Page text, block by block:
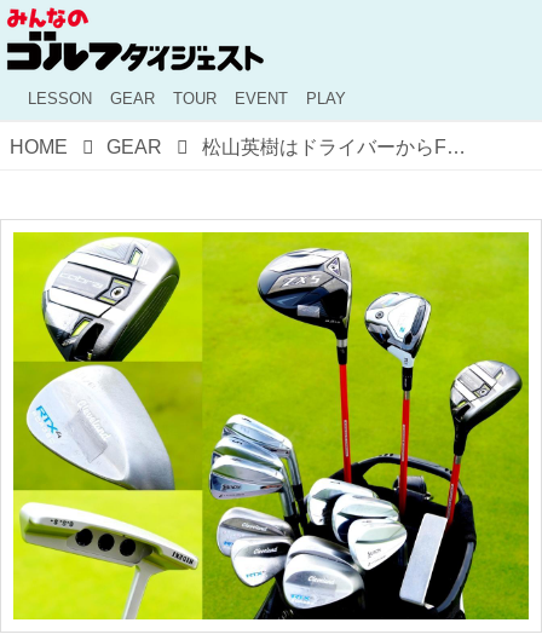
LESSON GEAR TOUR EVENT PLAY
HOME GEAR 松山英樹はドライバーからFWにウェッジ、パターまで“鉛チューン”!? トッププロ達の鉛の貼り方、その効果を比べてみた